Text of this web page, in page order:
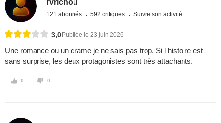
rvrichou
121 abonnés 592 critiques Suivre son activité
3,0 Publiée le 23 juin 2026
Une romance ou un drame je ne sais pas trop. Si l histoire est
sans surprise, les deux protagonistes sont très attachants.
0 0